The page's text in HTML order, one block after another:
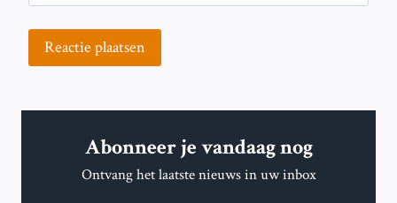
Abonneer je vandaag nog
Ontvang het laatste nieuws in uw inbox